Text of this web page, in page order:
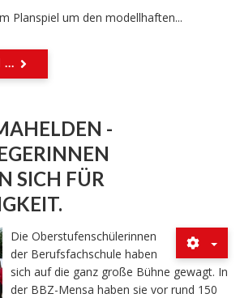
Planspiel um den modellhaften...
...
-
SICH FÜR
Die Oberstufenschülerinnen
der Berufsfachschule haben
sich auf die ganz große Bühne gewagt. In
der BBZ-Mensa haben sie vor rund 150